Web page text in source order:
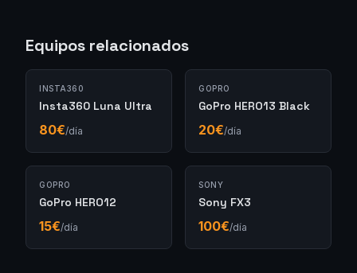
Equipos relacionados
INSTA360
Insta360 Luna Ultra
80€/día
GOPRO
GoPro HERO13 Black
20€/día
GOPRO
GoPro HERO12
15€/día
SONY
Sony FX3
100€/día